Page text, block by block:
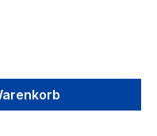
Wert